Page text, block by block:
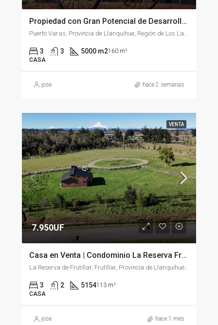
Propiedad con Gran Potencial de Desarrollo en Avenida Gramado, Puerto Varas
3 3 5000 m2160 m²
CASA
jose hace 2 semanas
VENTA
7.950UF
Casa en Venta | Condominio La Reserva Frutillar
La Reserva de Frutillar, Frutillar, Provincia de Llanquihue, Región de Los Lagos, Chile
3 2 5154113 m²
CASA
jose hace 1 mes